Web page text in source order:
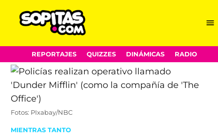
Skip
to
content
REPORTAJES QUIZZES DINÁMICAS RADIO
Fotos: PIxabay/NBC
POSTED
MIENTRAS TANTO